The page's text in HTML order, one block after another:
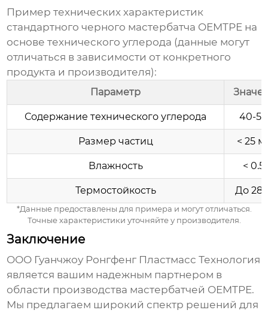
Пример технических характеристик
стандартного черного мастербатча OEMTPE на
основе технического углерода (данные могут
отличаться в зависимости от конкретного
продукта и производителя):
Параметр
Содержание технического углерода 40-
Размер частиц < 25
Влажность <
Термостойкость До
*Данные предоставлены для примера и могут отличаться.
Точные характеристики уточняйте у производителя.
Заключение
ООО Гуанчжоу Ронгфенг Пластмасс Технология
является вашим надежным партнером в
области производства мастербатчей OEMTPE.
Мы предлагаем широкий спектр решений для